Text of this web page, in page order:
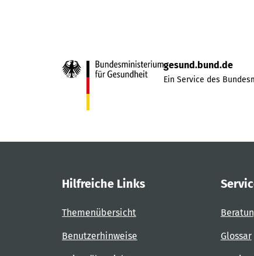
gesund.bund.de
Ein Service des
Hilfreiche Links
Themenübersicht
Benutzerhinweise Glossar